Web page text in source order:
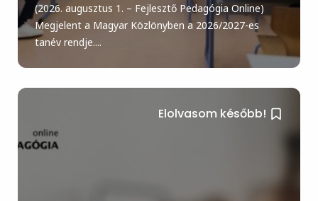
(2026. augusztus 1. – Fejlesztő Pedagógia Online)
Megjelent a Magyar Közlönyben a 2026/2027-es
tanév rendje....
Elolvasom később!